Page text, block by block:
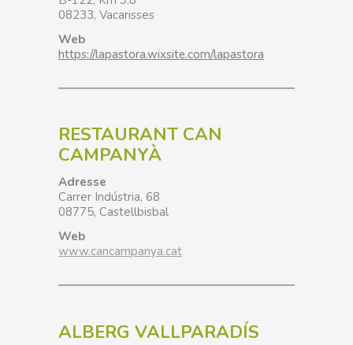
08233, Vacarisses
Web
https://lapastora.wixsite.com/lapastora
RESTAURANT CAN
CAMPANYÀ
Adresse
Carrer Indústria, 68
08775, Castellbisbal
Web
www.cancampanya.cat
ALBERG VALLPARADÍS